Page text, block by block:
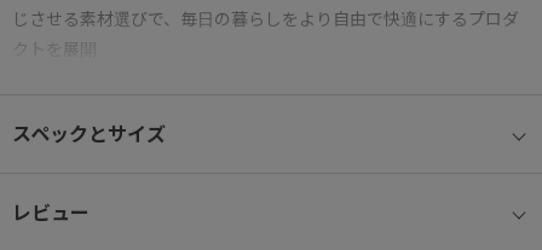
じさせる素材選びで、毎日の暮らしをより自由で快適にするプロダ
クトを展開
機能生地をピックアップし、都市生活に適した形でアップデート。
ら、耐久撥水機能を備えているのも魅力のひとつ。
スペックとサイズ
レビュー